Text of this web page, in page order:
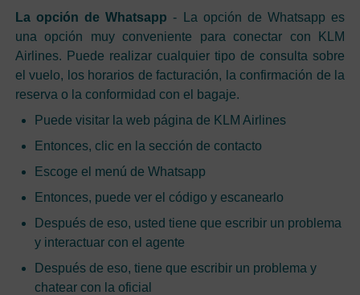
La opción de Whatsapp - La opción de Whatsapp es
una opción muy conveniente para conectar con KLM
Airlines. Puede realizar cualquier tipo de consulta sobre
el vuelo, los horarios de facturación, la confirmación de la
reserva o la conformidad con el bagaje.
Puede visitar la web página de KLM Airlines
Entonces, clic en la sección de contacto
Escoge el menú de Whatsapp
Entonces, puede ver el código y escanearlo
Después de eso, usted tiene que escribir un problema
y interactuar con el agente
Después de eso, tiene que escribir un problema y
chatear con la oficial